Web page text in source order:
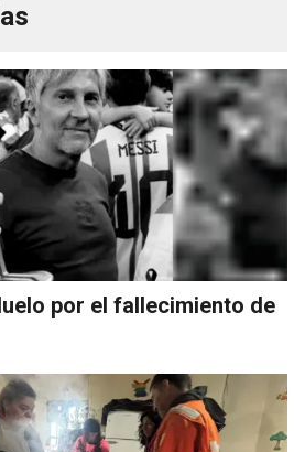
por el fallecimiento de